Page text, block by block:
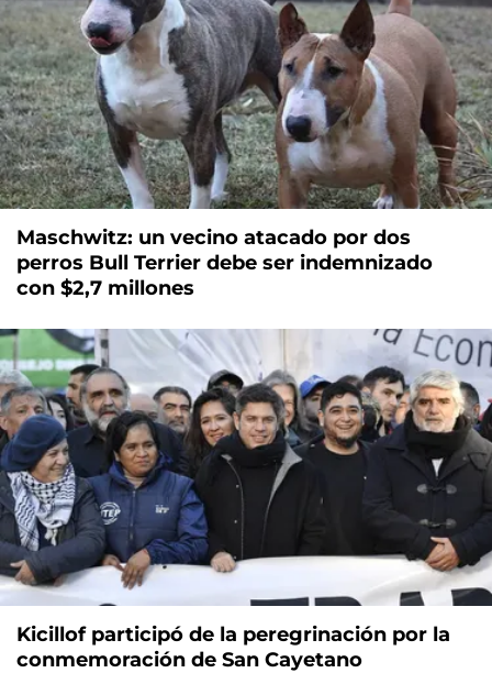
Maschwitz: un vecino atacado por dos
perros Bull Terrier debe ser indemnizado
con $2,7 millones
Kicillof participó de la peregrinación por la
conmemoración de San Cayetano